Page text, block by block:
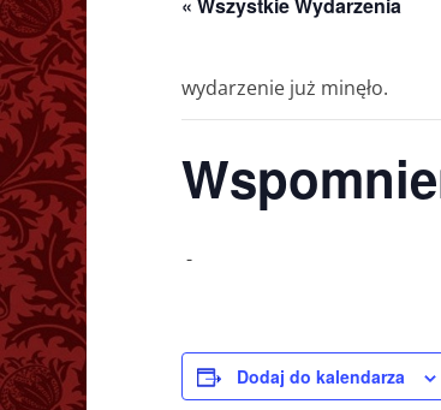
wydarzenie już minęło.
-
Dodaj do kalendarza